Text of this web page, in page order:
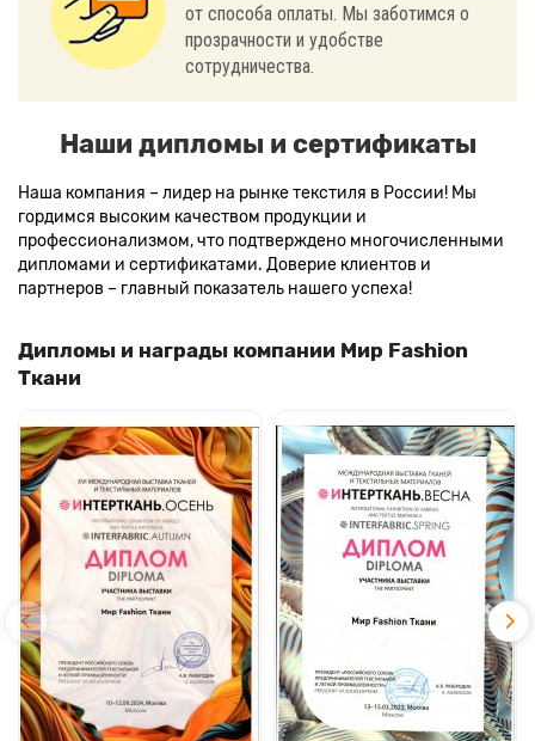
от способа оплаты. Мы заботимся о
прозрачности и удобстве
сотрудничества.
Наши дипломы и сертификаты
Наша компания – лидер на рынке текстиля в России! Мы
гордимся высоким качеством продукции и
профессионализмом, что подтверждено многочисленными
дипломами и сертификатами. Доверие клиентов и
партнеров – главный показатель нашего успеха!
Дипломы и награды компании Мир Fashion
Ткани